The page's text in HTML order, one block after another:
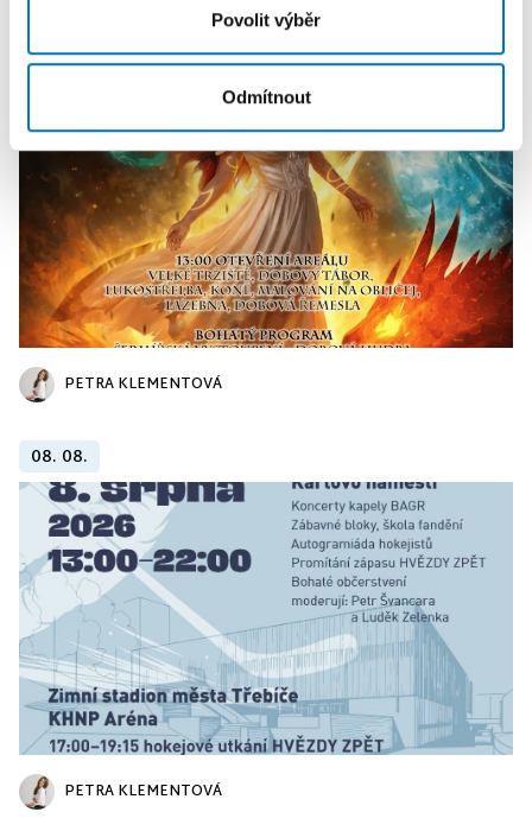
Povolit výběr
Odmítnout
KALENDÁŘ AKCÍ
PETRA KLEMENTOVÁ
08. 08.
PETRA KLEMENTOVÁ